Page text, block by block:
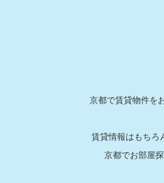
京都で賃貸物件を
賃貸情報はもちろ
京都でお部屋